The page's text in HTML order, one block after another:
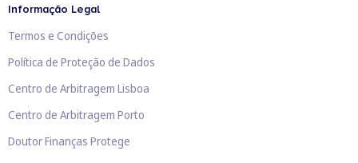
Informação Legal
Termos e Condições
Política de Proteção de Dados
Centro de Arbitragem Lisboa
Centro de Arbitragem Porto
Doutor Finanças Protege